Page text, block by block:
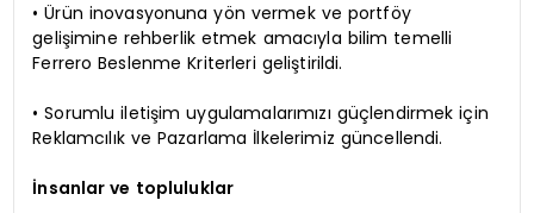
• Ürün inovasyonuna yön vermek ve portföy
gelişimine rehberlik etmek amacıyla bilim temelli
Ferrero Beslenme Kriterleri geliştirildi.
• Sorumlu iletişim uygulamalarımızı güçlendirmek için
Reklamcılık ve Pazarlama İlkelerimiz güncellendi.
İnsanlar ve topluluklar